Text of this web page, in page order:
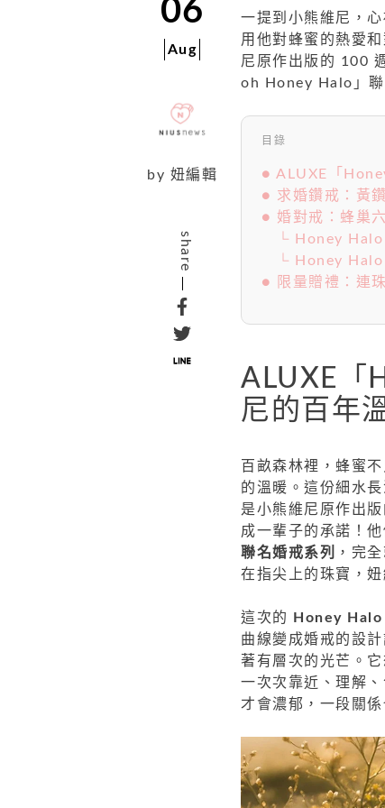
06
Aug
by 妞編輯
share
一提到小熊維尼，
用他對蜂蜜的熱愛
尼原作出版的 100
oh Honey Halo」聯
目錄
● ALUXE「
● 求婚鑽戒：黃
● 婚對戒：蜂巢
└ Honey Halo
└ Honey Halo
● 限量贈禮：連
ALUXE「
尼的百年
百畝森林裡，蜂蜜
的溫暖。這份細水
是小熊維尼原作出
成一輩子的承諾！
聯名婚戒系列
，完
在指尖上的珠寶，
這次的 Honey Halo
曲線變成婚戒的設
著有層次的光芒。
一次次靠近、理解
才會濃郁，一段關